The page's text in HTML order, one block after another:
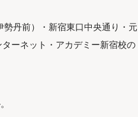
丹前）・新宿東口中央通り・元
ーネット・アカデミー新宿校の